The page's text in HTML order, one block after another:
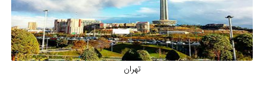
تهران